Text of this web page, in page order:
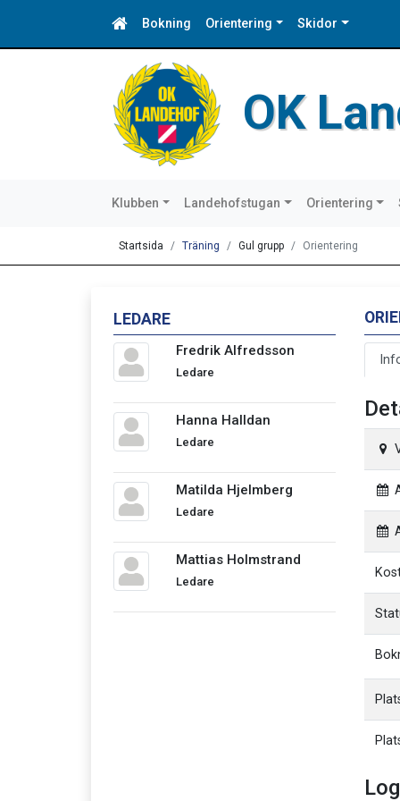
Bokning Orientering Skidor
OK
Klubben Landehofstugan Orientering
Startsida Träning Gul grupp Orientering
LEDARE
Fredrik Alfredsson
Ledare
Hanna Halldan
Ledare
Matilda Hjelmberg
Ledare
Mattias Holmstrand
Ledare